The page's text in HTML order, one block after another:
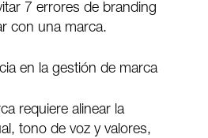
7 errores de branding
con una marca.
en la gestión de marca
requiere alinear la
tono de voz y valores,